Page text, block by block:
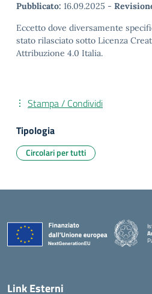
Pubblicato: 16.09.2025 -
Eccetto dove diversamente
stato rilasciato sotto Licenza
Attribuzione 4.0 Italia.
Stampa / Condividi
Tipologia
Circolari per tutti
Link Esterni